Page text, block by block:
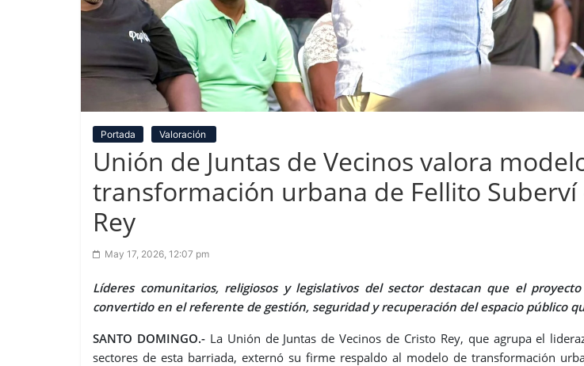
Portada Valoración
Unión de Juntas de Vecinos valora
transformación urbana de Fellito Suberví
Rey
May 17, 2026, 12:07 pm
Líderes comunitarios, religiosos y legislativos del sector destacan que el
convertido en el referente de gestión, seguridad y recuperación del espacio público
SANTO DOMINGO.-La Unión de Juntas de Vecinos de Cristo Rey, que agrupa el
sectores de esta barriada, externó su firme respaldo al modelo de transformación